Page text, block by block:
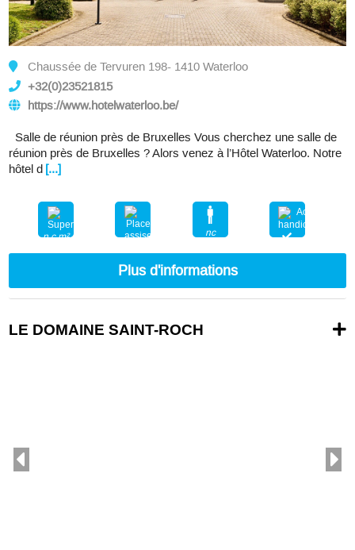
Chaussée de Tervuren 198- 1410 Waterloo
+32(0)23521815
https://www.hotelwaterloo.be/
Salle de réunion près de Bruxelles Vous cherchez une salle de
réunion près de Bruxelles ? Alors venez à l’Hôtel Waterloo. Notre
hôtel d [...]
n.c.m²
nc
Plus d'informations
LE DOMAINE SAINT-ROCH